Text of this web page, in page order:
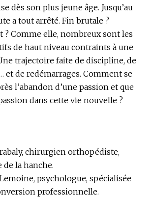
dès son plus jeune âge. Jusqu’au
a tout arrêté. Fin brutale ?
? Comme elle, nombreux sont les
de haut niveau contraints à une
trajectoire faite de discipline, de
et de redémarrages. Comment se
l’abandon d’une passion et que
dans cette vie nouvelle ?
chirurgien orthopédiste,
de la hanche.
psychologue, spécialisée
professionnelle.